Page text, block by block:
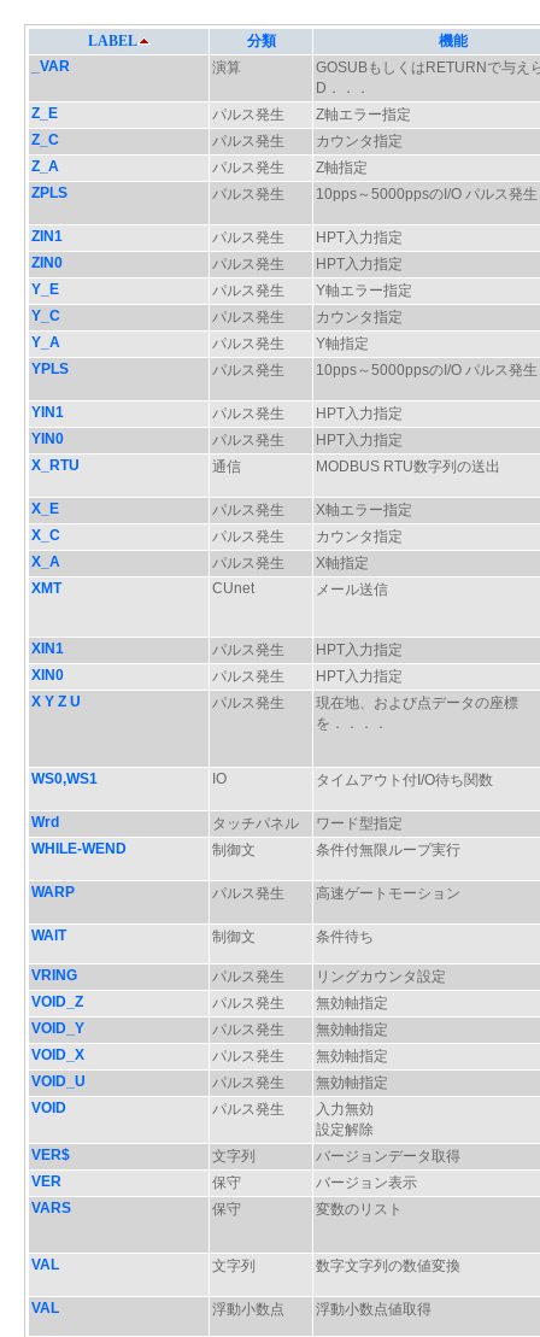
LABEL 分類
機能
_VAR
演算
GOSUBもしくはRETURNで与え
D．．．
Z_E
パルス発生
Z軸エラー指定
Z_C
パルス発生
カウンタ指定
Z_A
パルス発生
Z軸指定
ZPLS
パルス発生 10pps～5000ppsのI/O パルス発生
ZIN1 パルス発生
HPT入力指定
ZIN0
パルス発生
HPT入力指定
Y_E
パルス発生
Y軸エラー指定
Y_C
パルス発生
カウンタ指定
Y_A
パルス発生
Y軸指定
YPLS
パルス発生 10pps～5000ppsのI/O パルス発生
YIN1 パルス発生
HPT入力指定
YIN0
パルス発生
HPT入力指定
X_RTU
通信 MODBUS RTU数字列の送出
X_E パルス発生
X軸エラー指定
X_C
パルス発生
カウンタ指定
X_A
パルス発生
X軸指定
XMT
CUnet メール送信
XIN1 パルス発生
HPT入力指定
XIN0
パルス発生
HPT入力指定
X Y Z U
パルス発生
現在地、および点データの座標
を．．．．
WS0,WS1 IO タイムアウト付I/O待ち関数
Wrd タッチパネル
ワード型指定
WHILE-WEND
制御文 条件付無限ループ実行
WARP パルス発生 高速ゲートモーション
WAIT 制御文 条件待ち
VRING パルス発生
リングカウンタ設定
VOID_Z
パルス発生
無効軸指定
VOID_Y
パルス発生
無効軸指定
VOID_X
パルス発生
無効軸指定
VOID_U
パルス発生
無効軸指定
VOID
パルス発生
入力無効
設定解除
VER$
文字列
バージョンデータ取得
VER
保守
バージョン表示
VARS
保守 変数のリスト
VAL 文字列 数字文字列の数値変換
VAL 浮動小数点 浮動小数点値取得